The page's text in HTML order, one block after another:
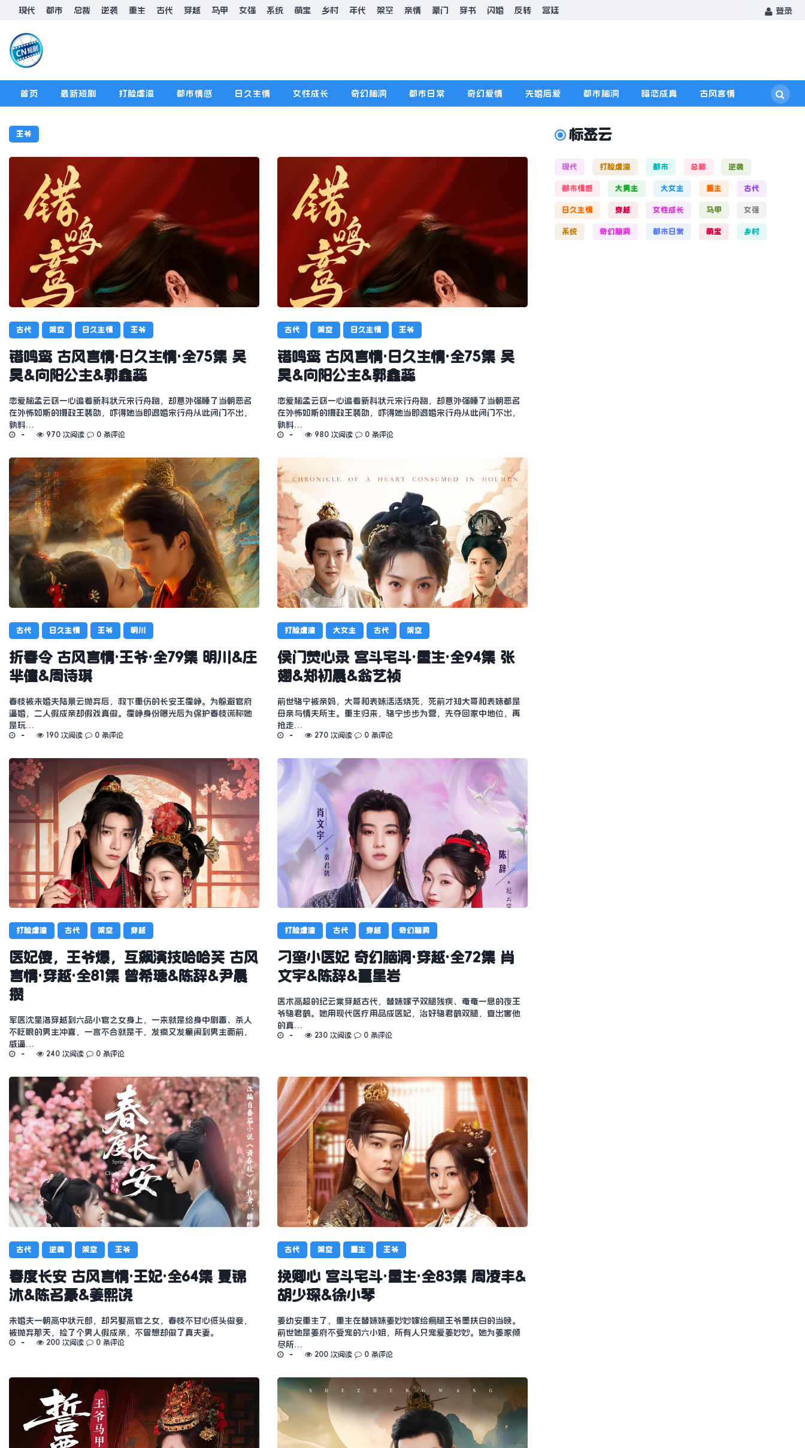
现代 都市 总裁 逆袭 重生 古代 穿越 马甲 女强 系统 萌宝 乡村 年代 架空 亲情 豪门 穿书 闪婚 反转 宫廷 登录
首页 最新短剧 打脸虐渣 都市情感 日久生情 女性成长 奇幻脑洞 都市日常 奇幻爱情 先婚后爱 都市脑洞 暗恋成真 古风言情
排行榜
王爷
古代 架空 日久生情 王爷
错鸣鸾 古风言情·日久生情·全75集 吴
昊&向阳公主&郭鑫蕊
恋爱脑孟云窈一心追着新科状元宋行舟跑，却意外强睡了当朝恶名
在外怖如斯的摄政王裴劭，吓得她当即退婚宋行舟从此闭门不出，
孰料…
970 次阅读 0 条评论
古代 架空 日久生情 王爷
错鸣鸾 古风言情·日久生情·全75集 吴
昊&向阳公主&郭鑫蕊
恋爱脑孟云窈一心追着新科状元宋行舟跑，却意外强睡了当朝恶名
在外怖如斯的摄政王裴劭，吓得她当即退婚宋行舟从此闭门不出，
孰料…
980 次阅读 0 条评论
古代 日久生情 王爷 明川
折春令 古风言情·王爷·全79集 明川&庄
芈僮&周诗琪
春枝被未婚夫陆景云抛弃后，救下重伤的长安王霍峥。为躲避官府
逼婚，二人假成亲却假戏真做。霍峥身份曝光后为保护春枝谎称她
是玩…
190 次阅读 0 条评论
打脸虐渣 大女主 古代 架空
侯门焚心录 宫斗宅斗·重生·全94集 张
翅&郑初晨&翁艺祯
前世骆宁被亲妈，大哥和表妹活活烧死，死前才知大哥和表妹都是
母亲与情夫所生。重生归来，骆宁步步为营，先夺回家中地位，再
抢走…
270 次阅读 0 条评论
打脸虐渣 古代 架空 穿越
医妃傻，王爷爆，互飙演技哈哈笑 古风
言情·穿越·全81集 曾希瑭&陈辞&尹晨
攒
军医沈星洛穿越到六品小官之女身上，一来就是给身中剧毒、杀人
不眨眼的男主冲喜，一言不合就是干，发疯又发癫闹到男主面前，
威逼…
240 次阅读 0 条评论
打脸虐渣 古代 穿越 奇幻脑洞
刁蛮小医妃 奇幻脑洞·穿越·全72集 肖
文宇&陈辞&董星岩
医术高超的纪云棠穿越古代，替妹嫁予双腿残疾、奄奄一息的夜王
爷骆君鹤。她用现代医疗用品成医妃，治好骆君鹤双腿，查出害他
的真…
230 次阅读 0 条评论
古代 逆袭 架空 王爷
春度长安 古风言情·王妃·全64集 夏锦
沐&陈名豪&姜熙饶
未婚夫一朝高中状元郎，却另娶高官之女，春枝不甘心低头做妾，
被抛弃那天，捡了个男人假成亲，不曾想却做了真夫妻。
200 次阅读 0 条评论
古代 架空 重生 王爷
挽卿心 宫斗宅斗·重生·全83集 周凌丰&
胡少琛&徐小琴
姜幼安重生了，重生在替妹妹姜妙妙嫁给瘸腿王爷墨扶白的当晚。
前世她是姜府不受宠的六小姐，所有人只宠爱姜妙妙。她为姜家倾
尽所…
200 次阅读 0 条评论
标签云
现代 打脸虐渣 都市 总裁 逆袭
都市情感 大男主 大女主 重生 古代
日久生情 穿越 女性成长 马甲 女强
系统 奇幻脑洞 都市日常 萌宝 乡村